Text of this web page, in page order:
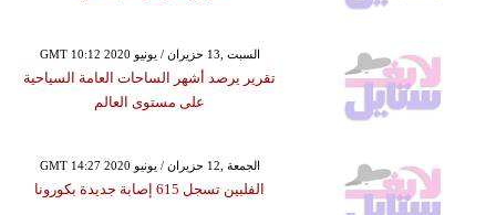
GMT 10:12 2020 السبت ,13 حزيران / يونيو
تقرير يرصد أشهر الساحات العامة السياحية
على مستوى العالم
GMT 14:27 2020 الجمعة ,12 حزيران / يونيو
الفلبين تسجل 615 إصابة جديدة بكورونا